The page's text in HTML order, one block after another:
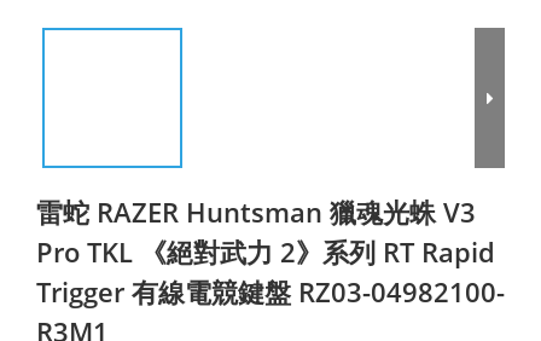
雷蛇 RAZER Huntsman 獵魂光蛛 V3
Pro TKL 《絕對武力 2》系列 RT Rapid
Trigger 有線電競鍵盤 RZ03-04982100-
R3M1